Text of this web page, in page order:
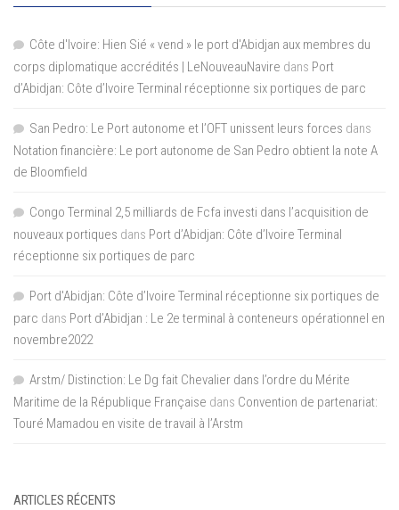
Côte d'Ivoire: Hien Sié « vend » le port d'Abidjan aux membres du
corps diplomatique accrédités | LeNouveauNavire dans Port
d’Abidjan: Côte d’Ivoire Terminal réceptionne six portiques de parc
San Pedro: Le Port autonome et l’OFT unissent leurs forces dans
Notation financière: Le port autonome de San Pedro obtient la note A
de Bloomfield
Congo Terminal 2,5 milliards de Fcfa investi dans l’acquisition de
nouveaux portiques dans Port d’Abidjan: Côte d’Ivoire Terminal
réceptionne six portiques de parc
Port d'Abidjan: Côte d’Ivoire Terminal réceptionne six portiques de
parc dans Port d’Abidjan : Le 2e terminal à conteneurs opérationnel en
novembre2022
Arstm/ Distinction: Le Dg fait Chevalier dans l’ordre du Mérite
Maritime de la République Française dans Convention de partenariat:
Touré Mamadou en visite de travail à l’Arstm
ARTICLES RÉCENTS